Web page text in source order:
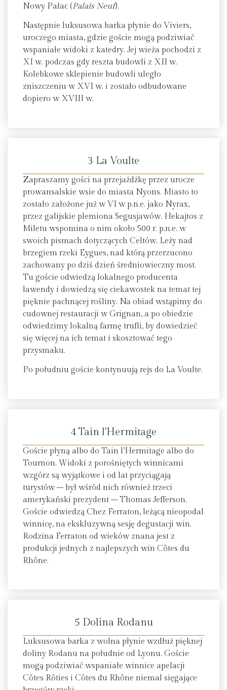
Nowy Pałac (Palais Neuf).
Następnie luksusowa barka płynie do Viviers,
uroczego miasta, gdzie goście mogą podziwiać
wspaniałe widoki z katedry. Jej wieża pochodzi z
XI w. podczas gdy reszta budowli z XII w.
Kolebkowe sklepienie budowli uległo
zniszczeniu w XVI w. i zostało odbudowane
dopiero w XVIII w.
3 La Voulte
Zapraszamy gości na przejażdżkę przez urocze
prowansalskie wsie do miasta Nyons. Miasto to
zostało założone już w VI w p.n.e. jako Nyrax,
przez galijskie plemiona Segusjawów. Hekajtos z
Miletu wspomina o nim około 500 r. p.n.e. w
swoich pismach dotyczących Celtów. Leży nad
brzegiem rzeki Eygues, nad którą przerzucono
zachowany po dziś dzień średniowieczny most.
Tu goście odwiedzą lokalnego producenta
lawendy i dowiedzą się ciekawostek na temat tej
pięknie pachnącej rośliny. Na obiad wstąpimy do
cudownej restauracji w Grignan, a po obiedzie
odwiedzimy lokalną farmę trufli, by dowiedzieć
się więcej na ich temat i skosztować tego
przysmaku.
Po południu goście kontynuują rejs do La Voulte.
4 Tain l'Hermitage
Goście płyną albo do Tain l’Hermitage albo do
Tournon. Widoki z porośniętych winnicami
wzgórz są wyjątkowe i od lat przyciągają
turystów – był wśród nich również trzeci
amerykański prezydent – Thomas Jefferson.
Goście odwiedzą Chez Ferraton, leżącą nieopodal
winnicę, na ekskluzywną sesję degustacji win.
Rodzina Ferraton od wieków znana jest z
produkcji jednych z najlepszych win Côtes du
Rhône.
5 Dolina Rodanu
Luksusowa barka z wolna płynie wzdłuż pięknej
doliny Rodanu na południe od Lyonu. Goście
mogą podziwiać wspaniałe winnice apelacji
Côtes Rôties i Côtes du Rhône niemal sięgające